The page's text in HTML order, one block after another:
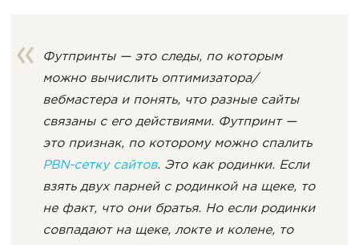
Футпринты — это следы, по которым
можно вычислить оптимизатора/
вебмастера и понять, что разные сайты
связаны с его действиями. Футпринт —
это признак, по которому можно спалить
PBN-сетку сайтов. Это как родинки. Если
взять двух парней с родинкой на щеке, то
не факт, что они братья. Но если родинки
совпадают на щеке, локте и колене, то